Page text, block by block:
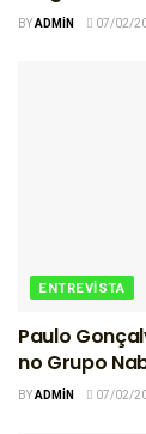
BYADMIN 07/02/
ENTREVISTA
Paulo
no Grupo
BYADMIN 07/02/